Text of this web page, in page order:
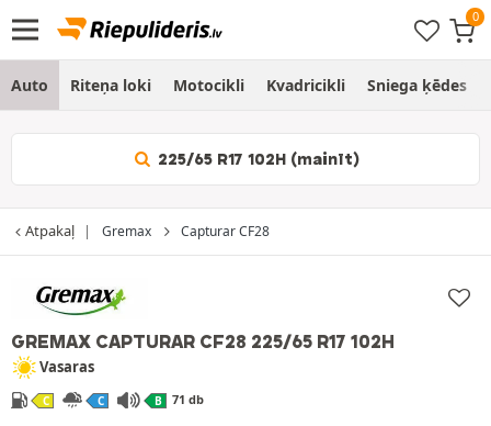
Auto Riteņa loki Motocikli Kvadricikli Sniega ķēdes
225/65 R17 102H (mainīt)
Atpakaļ Gremax Capturar CF28
GREMAX CAPTURAR CF28 225/65 R17 102H
Vasaras
C C B 71 db